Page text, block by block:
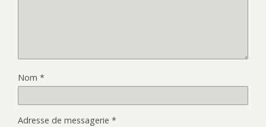
Nom *
Adresse de messagerie *